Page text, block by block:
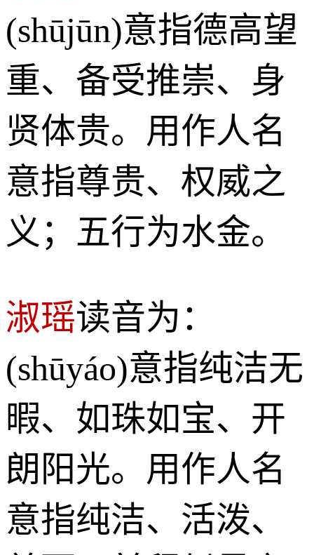
(shūjūn)意指德高望
重、备受推崇、身
贤体贵。用作人名
意指尊贵、权威之
义；五行为水金。
淑瑶读音为：
(shūyáo)意指纯洁无
暇、如珠如宝、开
朗阳光。用作人名
意指纯洁、活泼、